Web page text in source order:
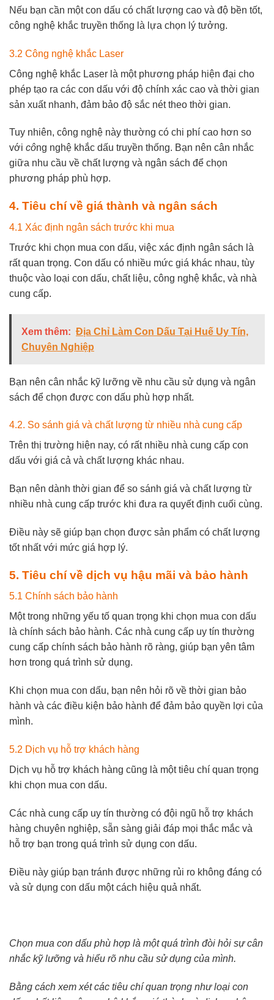
Nếu bạn cần một con dấu có chất lượng cao và độ bền tốt,
công nghệ khắc truyền thống là lựa chọn lý tưởng.
3.2 Công nghệ khắc Laser
Công nghệ khắc Laser là một phương pháp hiện đại cho
phép tạo ra các con dấu với độ chính xác cao và thời gian
sản xuất nhanh, đảm bảo độ sắc nét theo thời gian.
Tuy nhiên, công nghệ này thường có chi phí cao hơn so
với công nghệ khắc dấu truyền thống. Bạn nên cân nhắc
giữa nhu cầu về chất lượng và ngân sách để chọn
phương pháp phù hợp.
4. Tiêu chí về giá thành và ngân sách
4.1 Xác định ngân sách trước khi mua
Trước khi chọn mua con dấu, việc xác định ngân sách là
rất quan trọng. Con dấu có nhiều mức giá khác nhau, tùy
thuộc vào loại con dấu, chất liệu, công nghệ khắc, và nhà
cung cấp.
Xem thêm: Địa Chỉ Làm Con Dấu Tại Huế Uy Tín,
Chuyên Nghiệp
Bạn nên cân nhắc kỹ lưỡng về nhu cầu sử dụng và ngân
sách để chọn được con dấu phù hợp nhất.
4.2. So sánh giá và chất lượng từ nhiều nhà cung cấp
Trên thị trường hiện nay, có rất nhiều nhà cung cấp con
dấu với giá cả và chất lượng khác nhau.
Bạn nên dành thời gian để so sánh giá và chất lượng từ
nhiều nhà cung cấp trước khi đưa ra quyết định cuối cùng.
Điều này sẽ giúp bạn chọn được sản phẩm có chất lượng
tốt nhất với mức giá hợp lý.
5. Tiêu chí về dịch vụ hậu mãi và bảo hành
5.1 Chính sách bảo hành
Một trong những yếu tố quan trọng khi chọn mua con dấu
là chính sách bảo hành. Các nhà cung cấp uy tín thường
cung cấp chính sách bảo hành rõ ràng, giúp bạn yên tâm
hơn trong quá trình sử dụng.
Khi chọn mua con dấu, bạn nên hỏi rõ về thời gian bảo
hành và các điều kiện bảo hành để đảm bảo quyền lợi của
mình.
5.2 Dịch vụ hỗ trợ khách hàng
Dịch vụ hỗ trợ khách hàng cũng là một tiêu chí quan trọng
khi chọn mua con dấu.
Các nhà cung cấp uy tín thường có đội ngũ hỗ trợ khách
hàng chuyên nghiệp, sẵn sàng giải đáp mọi thắc mắc và
hỗ trợ bạn trong quá trình sử dụng con dấu.
Điều này giúp bạn tránh được những rủi ro không đáng có
và sử dụng con dấu một cách hiệu quả nhất.
Chọn mua con dấu phù hợp là một quá trình đòi hỏi sự cân
nhắc kỹ lưỡng và hiểu rõ nhu cầu sử dụng của mình.
Bằng cách xem xét các tiêu chí quan trọng như loại con